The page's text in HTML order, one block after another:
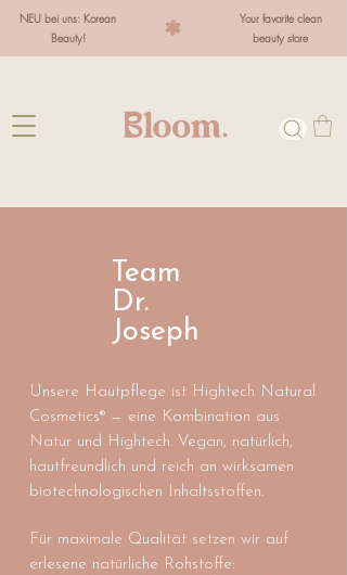
NEU bei uns: Korean
Beauty!
Your favorite clean
beauty store
Team
Dr.
Joseph
Unsere Hautpflege ist Hightech Natural
Cosmetics® — eine Kombination aus
Natur und Hightech. Vegan, natürlich,
hautfreundlich und reich an wirksamen
biotechnologischen Inhaltsstoffen.
Für maximale Qualität setzen wir auf
erlesene natürliche Rohstoffe: